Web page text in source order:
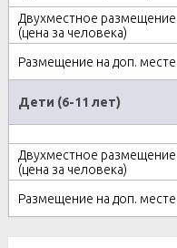
Дети (6-11 лет)